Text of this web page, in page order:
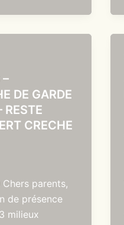
–
DE GARDE
RESTE
CRECHE
parents,
de présence
milieux